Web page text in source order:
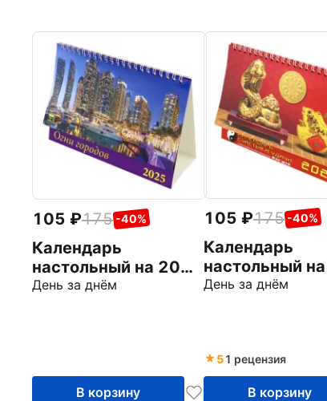
105 175 -40%
Календарь
настольный на 2025
год Огни городов
День за днём
В корзину
105 175 -40%
Календарь
настольный на
год Календарь
День за днём
51 рецензия
В корзину